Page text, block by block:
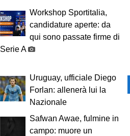
Workshop Sportitalia,
candidature aperte: da
qui sono passate firme di
Serie A
Uruguay, ufficiale Diego
Forlan: allenerà lui la
Nazionale
Safwan Awae, fulmine in
campo: muore un